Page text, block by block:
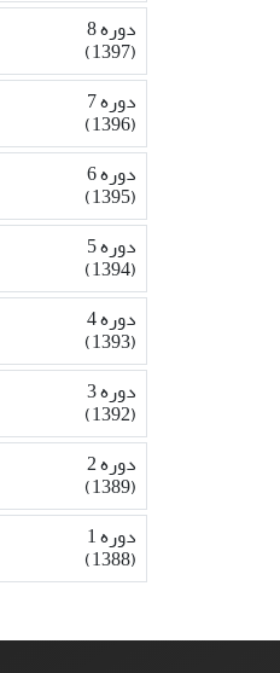
دوره 8
(1397)
دوره 7
(1396)
دوره 6
(1395)
دوره 5
(1394)
دوره 4
(1393)
دوره 3
(1392)
دوره 2
(1389)
دوره 1
(1388)